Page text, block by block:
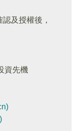
認及授權後，
資先機